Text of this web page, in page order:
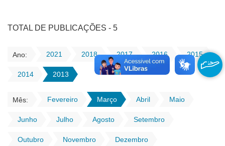
TOTAL DE PUBLICAÇÕES - 5
Ano: 2021 2018 2017 2016 2015
2014 2013
Mês: Fevereiro Março Abril Maio
Junho Julho Agosto Setembro
Outubro Novembro Dezembro